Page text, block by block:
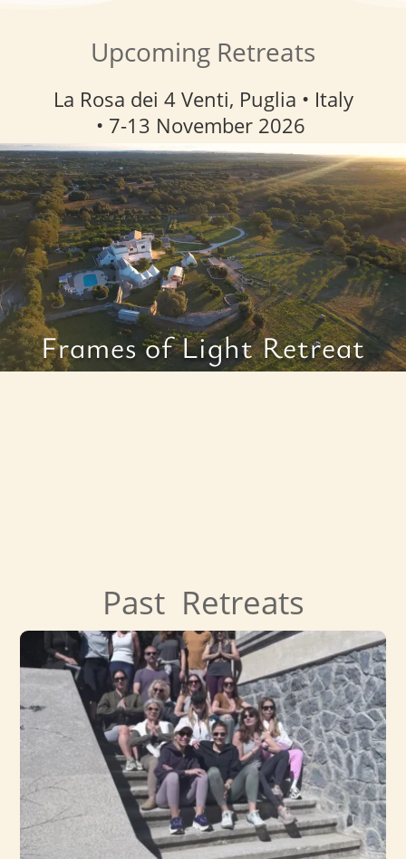
Upcoming Retreats
La Rosa dei 4 Venti, Puglia • Italy
• 7-13 November 2026
Frames of Light Retreat
Past Retreats